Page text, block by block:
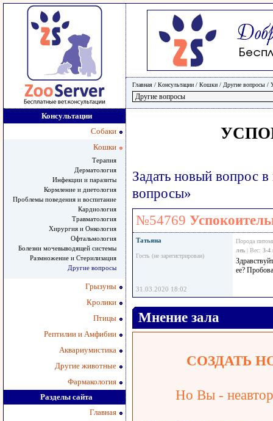
Главная / Консультации / Кошки / Другие вопросы /
Консультации
Собаки
Кошки
Терапия
Дерматология
Инфекции и паразиты
Кормление и диетология
Проблемы поведения и воспитание
Кардиология
Травматология
Хирургия и Онкология
Офтальмология
Болезни мочевыводящей системы
Размножение и Стерилизация
Другие вопросы
Грызуны
Кролики
Птицы
Рептилии и Амфибии
Аквариумистика
Другие животные
Фармакология
Разделы сайта
Главная
Задать новый вопрос
вопросы»
№54769
Татьяна
Гость (не зарегистрирован)
Порода
леь | Вес: 3-4
ее?
31.03.2020 18:02
Мнение зала
СОЗДАТЬ
Но Вы -